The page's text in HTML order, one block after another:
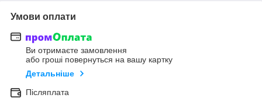
Умови оплати
Ви отримаєте замовлення
або гроші повернуться на вашу картку
Детальніше
Післяплата